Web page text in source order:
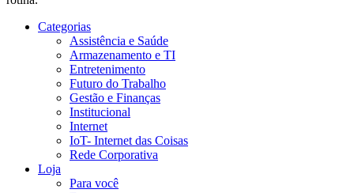
Categorias
Assistência e Saúde
Armazenamento e TI
Entretenimento
Futuro do Trabalho
Gestão e Finanças
Institucional
Internet
IoT- Internet das Coisas
Rede Corporativa
Loja
Para você